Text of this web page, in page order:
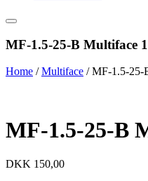
MF-1.5-25-B Multiface
Home /Multiface / MF-1.5-25-
MF-1.5-25-B
DKK 150,00